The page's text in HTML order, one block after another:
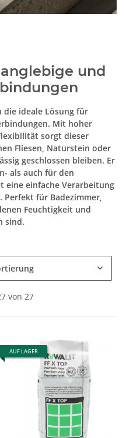
und
die ideale Lösung für
Mit hoher
sorgt dieser
Fliesen, Naturstein oder
geschlossen bleiben. Er
als auch für den
eine einfache Verarbeitung
für Badezimmer,
Feuchtigkeit und
sind.
von 27
AUF LAGER